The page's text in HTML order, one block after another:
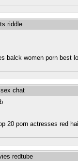
riddle
balck women porn best
chat
20 porn actresses red
redtube